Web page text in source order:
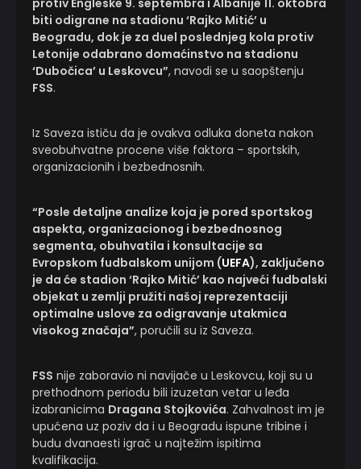
protiv Engleske 9. septembra i Albanije 11. oktobra
biti odigrane na stadionu ‘Rajko Mitić’ u
Beogradu, dok je za duel poslednjeg kola protiv
Letonije odabrano domaćinstvo na stadionu
‘Dubočica’ u Leskovcu”, navodi se u saopštenju
FSS.
Iz Saveza ističu da je ovakva odluka doneta nakon
sveobuhvatne procene više faktora – sportskih,
organizacionih i bezbednosnih.
“Posle detaljne analize koja je pored sportskog
aspekta, organizacionog i bezbednosnog
segmenta, obuhvatila i konsultacije sa
Evropskom fudbalskom unijom (UEFA), zaključeno
je da će stadion ‘Rajko Mitić’ kao najveći fudbalski
objekat u zemlji pružiti našoj reprezentaciji
optimalne uslove za odigravanje utakmica
visokog značaja”, poručili su iz Saveza.
FSS nije zaboravio ni navijače u Leskovcu, koji su u
prethodnom periodu bili izuzetan vetar u leđa
izabranicima Dragana Stojkovića. Zahvalnost im je
upućena uz poziv da i u Beogradu ispune tribine i
budu dvanaesti igrač u najtežim ispitima
kvalifikacija.